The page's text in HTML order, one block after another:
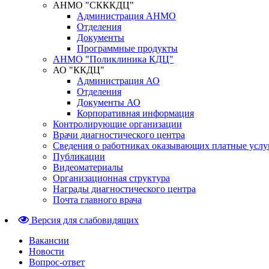
АНМО "СКККДЦ"
Администрация АНМО
Отделения
Документы
Программные продукты
АНМО "Поликлиника КДЦ"
АО "ККДЦ"
Администрация АО
Отделения
Документы АО
Корпоративная информация
Контролирующие организации
Врачи диагностического центра
Сведения о работниках оказывающих платные
Публикации
Видеоматериалы
Организационная структура
Награды диагностического центра
Почта главного врача
Версия для слабовидящих
Вакансии
Новости
Вопрос-ответ